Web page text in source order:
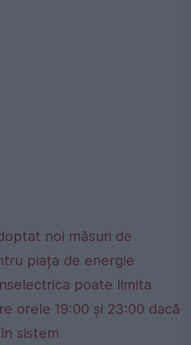
noi măsuri de
piața de energie
poate limita
orele 19:00 și 23:00 dacă
sistem